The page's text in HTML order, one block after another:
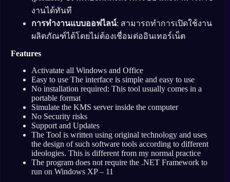
งานได้ทันที
การทำงานแบบออฟไลน์: สามารถทำการเปิดใช้งาน
ผลิตภัณฑ์ได้โดยไม่ต้องเชื่อมต่ออินเทอร์เน็ต
Features
Activatate all Windows and Office
Easy to use The interface is simple and easy to use
No installation required: This tool usually comes in a
portable format
Simulate the KMS server inside the computer
No Security risks
Support and Updates
The Tool is written using original technology and uses
the design of such software tools according to different
ideologies. This is different from my normal practice
The program does not require the .NET Framework to
run on Windows XP – 11